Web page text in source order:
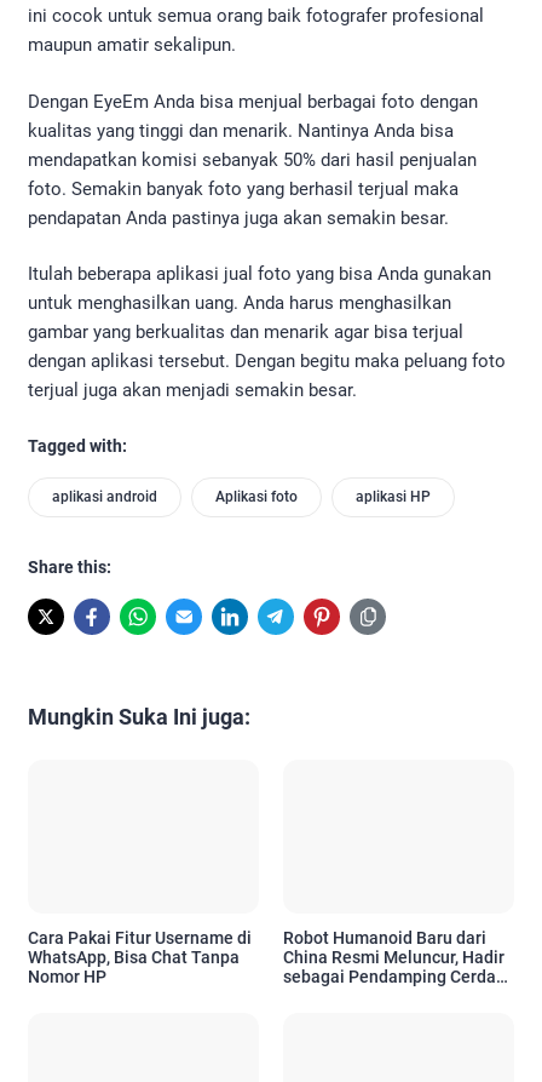
ini cocok untuk semua orang baik fotografer profesional
maupun amatir sekalipun.
Dengan EyeEm Anda bisa menjual berbagai foto dengan
kualitas yang tinggi dan menarik. Nantinya Anda bisa
mendapatkan komisi sebanyak 50% dari hasil penjualan
foto. Semakin banyak foto yang berhasil terjual maka
pendapatan Anda pastinya juga akan semakin besar.
Itulah beberapa aplikasi jual foto yang bisa Anda gunakan
untuk menghasilkan uang. Anda harus menghasilkan
gambar yang berkualitas dan menarik agar bisa terjual
dengan aplikasi tersebut. Dengan begitu maka peluang foto
terjual juga akan menjadi semakin besar.
Tagged with:
aplikasi android Aplikasi foto aplikasi HP
Share this:
Mungkin Suka Ini juga:
Cara Pakai Fitur Username di
WhatsApp, Bisa Chat Tanpa
Nomor HP
Robot Humanoid Baru dari
China Resmi Meluncur, Hadir
sebagai Pendamping Cerdas